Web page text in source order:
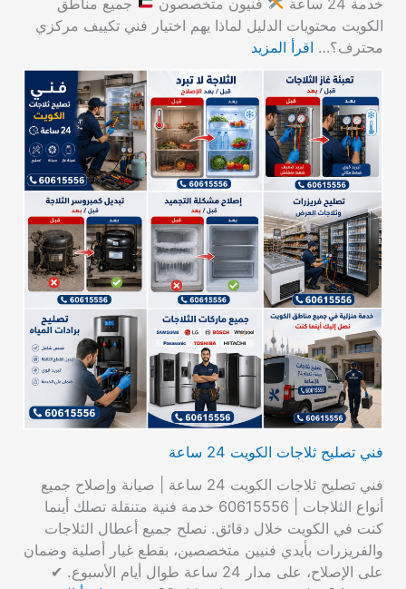
الكويت محتويات الدليل لماذا يهم اختيار فني تكييف مركزي
محترف؟… اقرأ المزيد
فني تصليح ثلاجات الكويت 24 ساعة
فني تصليح ثلاجات الكويت 24 ساعة | صيانة وإصلاح جميع
أنواع الثلاجات | 60615556 خدمة فنية متنقلة تصلك أينما
كنت في الكويت خلال دقائق. نصلح جميع أعطال الثلاجات
والفريزرات بأيدي فنيين متخصصين، بقطع غيار أصلية وضمان
على الإصلاح، على مدار 24 ساعة طوال أيام الأسبوع. ✔